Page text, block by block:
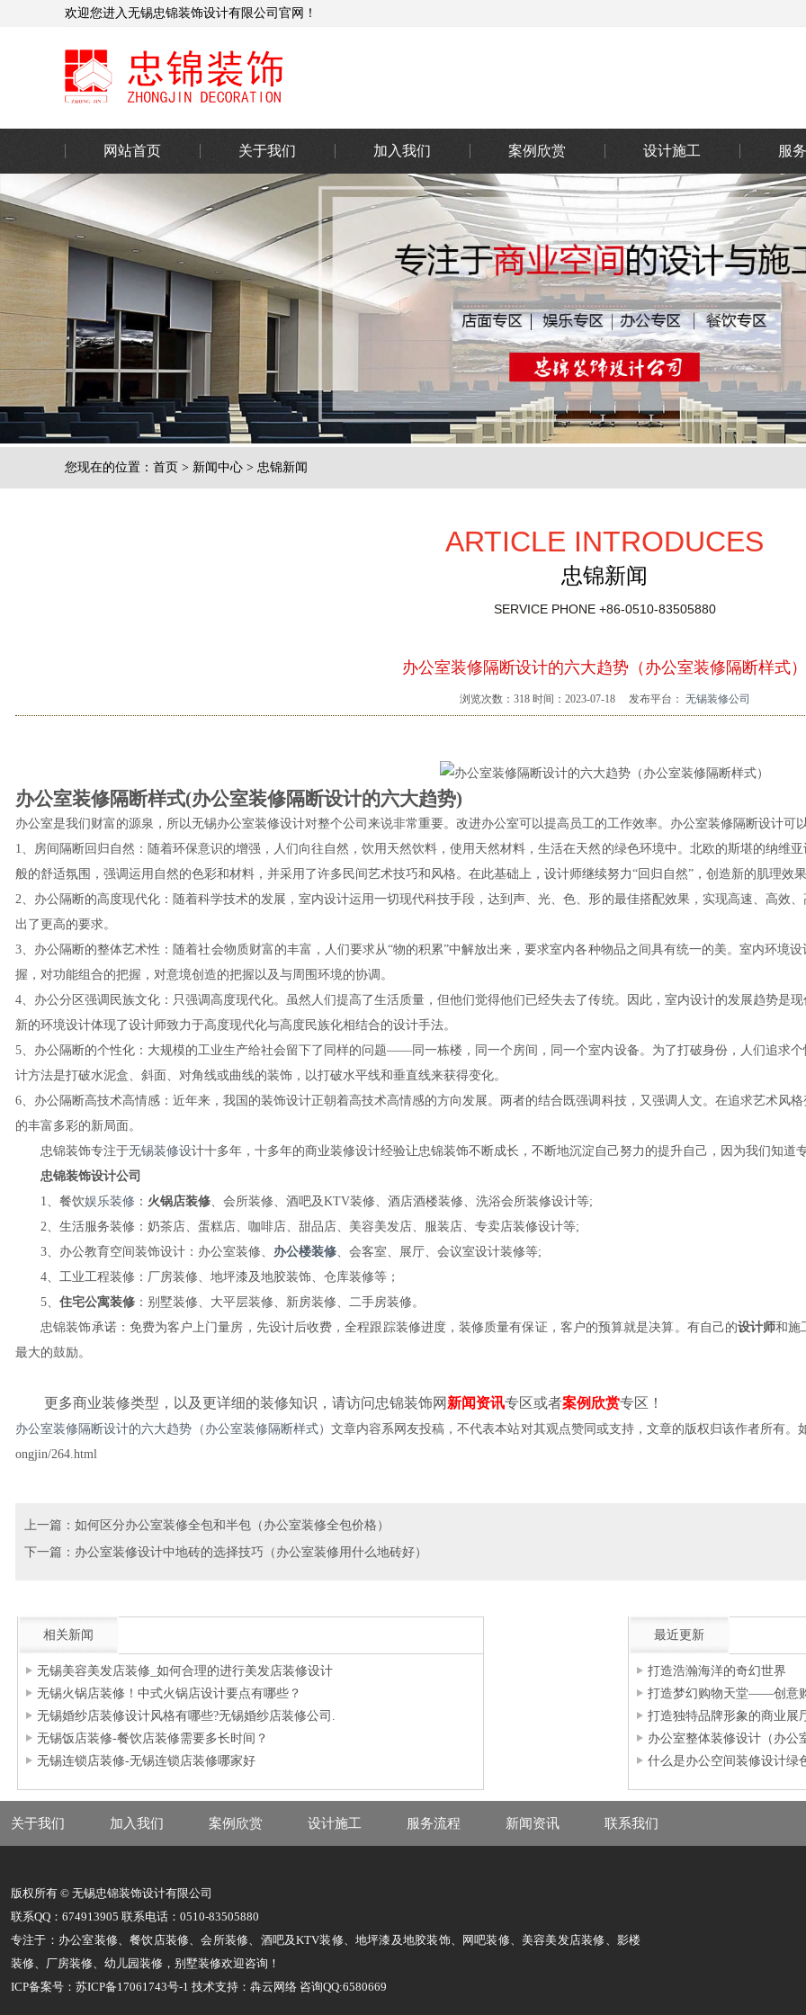
欢迎您进入无锡忠锦装饰设计有限公司官网！
网站首页 关于我们 加入我们 案例欣赏 设计施工 服
您现在的位置： 首页 > 新闻中心 > 忠锦新闻
ARTICLE INTRODUCES
忠锦新闻
SERVICE PHONE +86-0510-83505880
办公室装修隔断设计的六大趋势（办公室装修隔断样式）
浏览次数： 318 时间：2023-07-18 发布平台： 无锡装修公司
办公室装修隔断样式(办公室装修隔断设计的六大趋势)
办公室是我们财富的源泉，所以无锡办公室装修设计对整个公司来说非常重要。改进办公室可以提高员工的工作效率。办公室装修隔断设计
1、房间隔断回归自然：随着环保意识的增强，人们向往自然，饮用天然饮料，使用天然材料，生活在天然的绿色环境中。北欧的斯堪的纳维
般的舒适氛围，强调运用自然的色彩和材料，并采用了许多民间艺术技巧和风格。在此基础上，设计师继续努力“回归自然”，创造新的肌理效
2、办公隔断的高度现代化：随着科学技术的发展，室内设计运用一切现代科技手段，达到声、光、色、形的最佳搭配效果，实现高速、高效
出了更高的要求。
3、办公隔断的整体艺术性：随着社会物质财富的丰富，人们要求从“物的积累”中解放出来，要求室内各种物品之间具有统一的美。室内环境
握，对功能组合的把握，对意境创造的把握以及与周围环境的协调。
4、办公分区强调民族文化：只强调高度现代化。虽然人们提高了生活质量，但他们觉得他们已经失去了传统。因此，室内设计的发展趋势是
新的环境设计体现了设计师致力于高度现代化与高度民族化相结合的设计手法。
5、办公隔断的个性化：大规模的工业生产给社会留下了同样的问题——同一栋楼，同一个房间，同一个室内设备。为了打破身份，人们追求
计方法是打破水泥盒、斜面、对角线或曲线的装饰，以打破水平线和垂直线来获得变化。
6、办公隔断高技术高情感：近年来，我国的装饰设计正朝着高技术高情感的方向发展。两者的结合既强调科技，又强调人文。在追求艺术风
的丰富多彩的新局面。
忠锦装饰专注于无锡装修设计十多年，十多年的商业装修设计经验让忠锦装饰不断成长，不断地沉淀自己努力的提升自己，因为我们知道
忠锦装饰设计公司
1、餐饮娱乐装修 ： 火锅店装修、会所装修、酒吧及KTV装修、酒店酒楼装修、洗浴会所装修设计等;
2、生活服务装修：奶茶店、蛋糕店、咖啡店、甜品店、美容美发店、服装店、专卖店装修设计等;
3、办公教育空间装饰设计：办公室装修、 办公楼装修、会客室、展厅、会议室设计装修等;
4、工业工程装修：厂房装修、地坪漆及地胶装饰、仓库装修等；
5、 住宅公寓装修 ：别墅装修、大平层装修、新房装修、二手房装修。
忠锦装饰承诺：免费为客户上门量房，先设计后收费，全程跟踪装修进度，装修质量有保证，客户的预算就是决算。有自己的设计师和施
最大的鼓励。
更多商业装修类型，以及更详细的装修知识，请访问忠锦装饰网 新闻资讯专区或者案例欣赏专区！
办公室装修隔断设计的六大趋势（办公室装修隔断样式） 文章内容系网友投稿，不代表本站对其观点赞同或支持，文章的版权归该作者所有。
ongjin/264.html
上一篇： 如何区分办公室装修全包和半包（办公室装修全包价格）
下一篇： 办公室装修设计中地砖的选择技巧（办公室装修用什么地砖好）
相关新闻
无锡美容美发店装修_如何合理的进行美发店装修设计
无锡火锅店装修！中式火锅店设计要点有哪些？
无锡婚纱店装修设计风格有哪些?无锡婚纱店装修公司.
无锡饭店装修-餐饮店装修需要多长时间？
无锡连锁店装修-无锡连锁店装修哪家好
最近更新
打造浩瀚海洋的奇幻世界
打造梦幻购物天堂——创意
打造独特品牌形象的商业展
办公室整体装修设计（办公
什么是办公空间装修设计绿
关于我们 加入我们 案例欣赏 设计施工 服务流程 新闻资讯 联系我们
版权所有 © 无锡忠锦装饰设计有限公司
联系QQ：674913905 联系电话：0510-83505880
专注于：办公室装修、餐饮店装修、会所装修、酒吧及KTV装修、地坪漆及地胶装饰、网吧装修、美容美发店装修、影楼
装修、厂房装修、幼儿园装修，别墅装修欢迎咨询！
ICP备案号：苏ICP备17061743号-1 技术支持：犇云网络 咨询QQ:6580669